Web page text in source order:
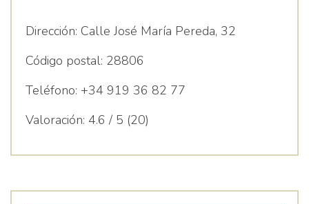
Dirección: Calle José María Pereda, 32
Código postal: 28806
Teléfono: +34 919 36 82 77
Valoración: 4.6 / 5 (20)